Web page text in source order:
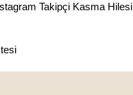
Takipçi Kasma Hilesi